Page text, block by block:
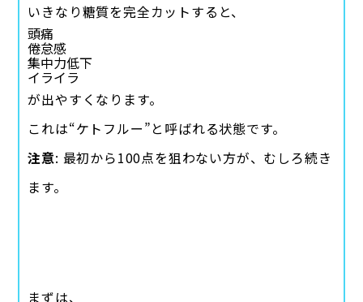
いきなり糖質を完全カットすると、
頭痛
倦怠感
集中力低下
イライラ
が出やすくなります。
これは“ケトフルー”と呼ばれる状態です。
注意: 最初から100点を狙わない方が、むしろ続き
ます。
まずは、